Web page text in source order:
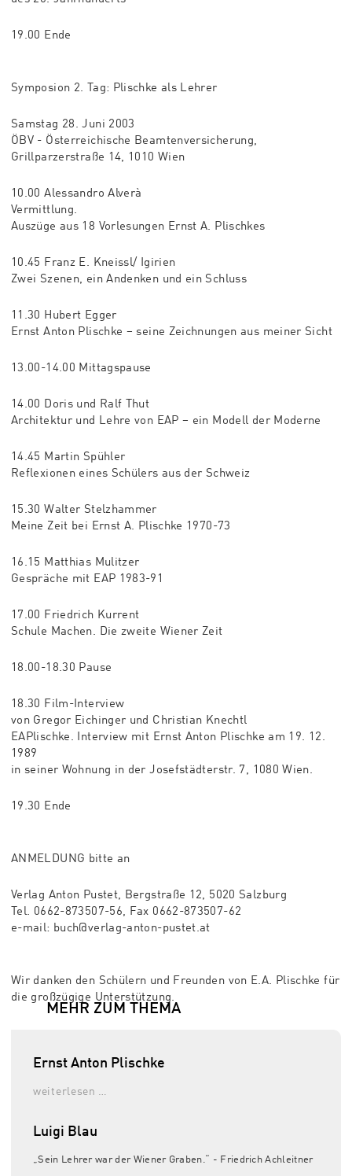
19.00 Ende
Symposion 2. Tag: Plischke als Lehrer
Samstag 28. Juni 2003
ÖBV - Österreichische Beamtenversicherung,
Grillparzerstraße 14, 1010 Wien
10.00 Alessandro Alverà
Vermittlung.
Auszüge aus 18 Vorlesungen Ernst A. Plischkes
10.45 Franz E. Kneissl/ Igirien
Zwei Szenen, ein Andenken und ein Schluss
11.30 Hubert Egger
Ernst Anton Plischke – seine Zeichnungen aus meiner Sicht
13.00-14.00 Mittagspause
14.00 Doris und Ralf Thut
Architektur und Lehre von EAP – ein Modell der Moderne
14.45 Martin Spühler
Reflexionen eines Schülers aus der Schweiz
15.30 Walter Stelzhammer
Meine Zeit bei Ernst A. Plischke 1970-73
16.15 Matthias Mulitzer
Gespräche mit EAP 1983-91
17.00 Friedrich Kurrent
Schule Machen. Die zweite Wiener Zeit
18.00-18.30 Pause
18.30 Film-Interview
von Gregor Eichinger und Christian Knechtl
EAPlischke. Interview mit Ernst Anton Plischke am 19. 12.
1989
in seiner Wohnung in der Josefstädterstr. 7, 1080 Wien.
19.30 Ende
ANMELDUNG bitte an
Verlag Anton Pustet, Bergstraße 12, 5020 Salzburg
Tel. 0662-873507-56, Fax 0662-873507-62
e-mail: buch@verlag-anton-pustet.at
Wir danken den Schülern und Freunden von E.A. Plischke für
die großzügige Unterstützung.
MEHR ZUM THEMA
Ernst Anton Plischke
weiterlesen …
Luigi Blau
„Sein Lehrer war der Wiener Graben.“ - Friedrich Achleitner